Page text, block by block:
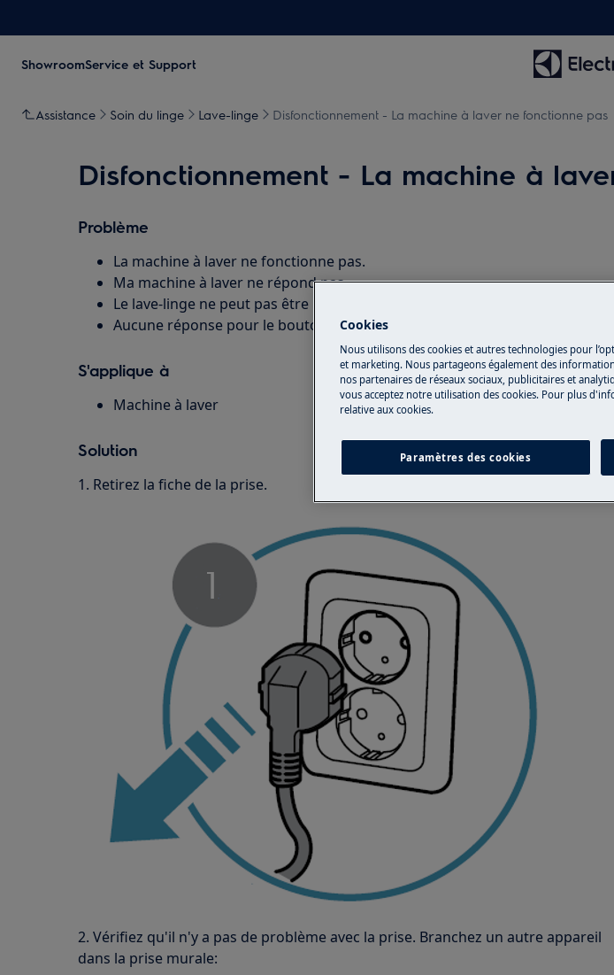
ShowroomService et Support
Assistance Soin du linge Lave-linge Disfonctionnement - La machine à laver ne fonctionne pas
Disfonctionnement - La machine à
Problème
La machine à laver ne fonctionne pas.
Ma machine à laver ne répond pas.
Le lave-linge ne peut pas être mis en marche.
Aucune réponse pour le bouton ON/OFF.
S'applique à
Machine à laver
Solution
1. Retirez la fiche de la prise.
2. Vérifiez qu'il n'y a pas de problème avec la prise. Branchez un autre appareil
dans la prise murale:
Cookies
Nous utilisons des cookies et autres technologies pour
et marketing. Nous partageons également des
nos partenaires de réseaux sociaux, publicitaires et
vous acceptez notre utilisation des cookies. Pour plus
relative aux cookies.
Paramètres des cookies